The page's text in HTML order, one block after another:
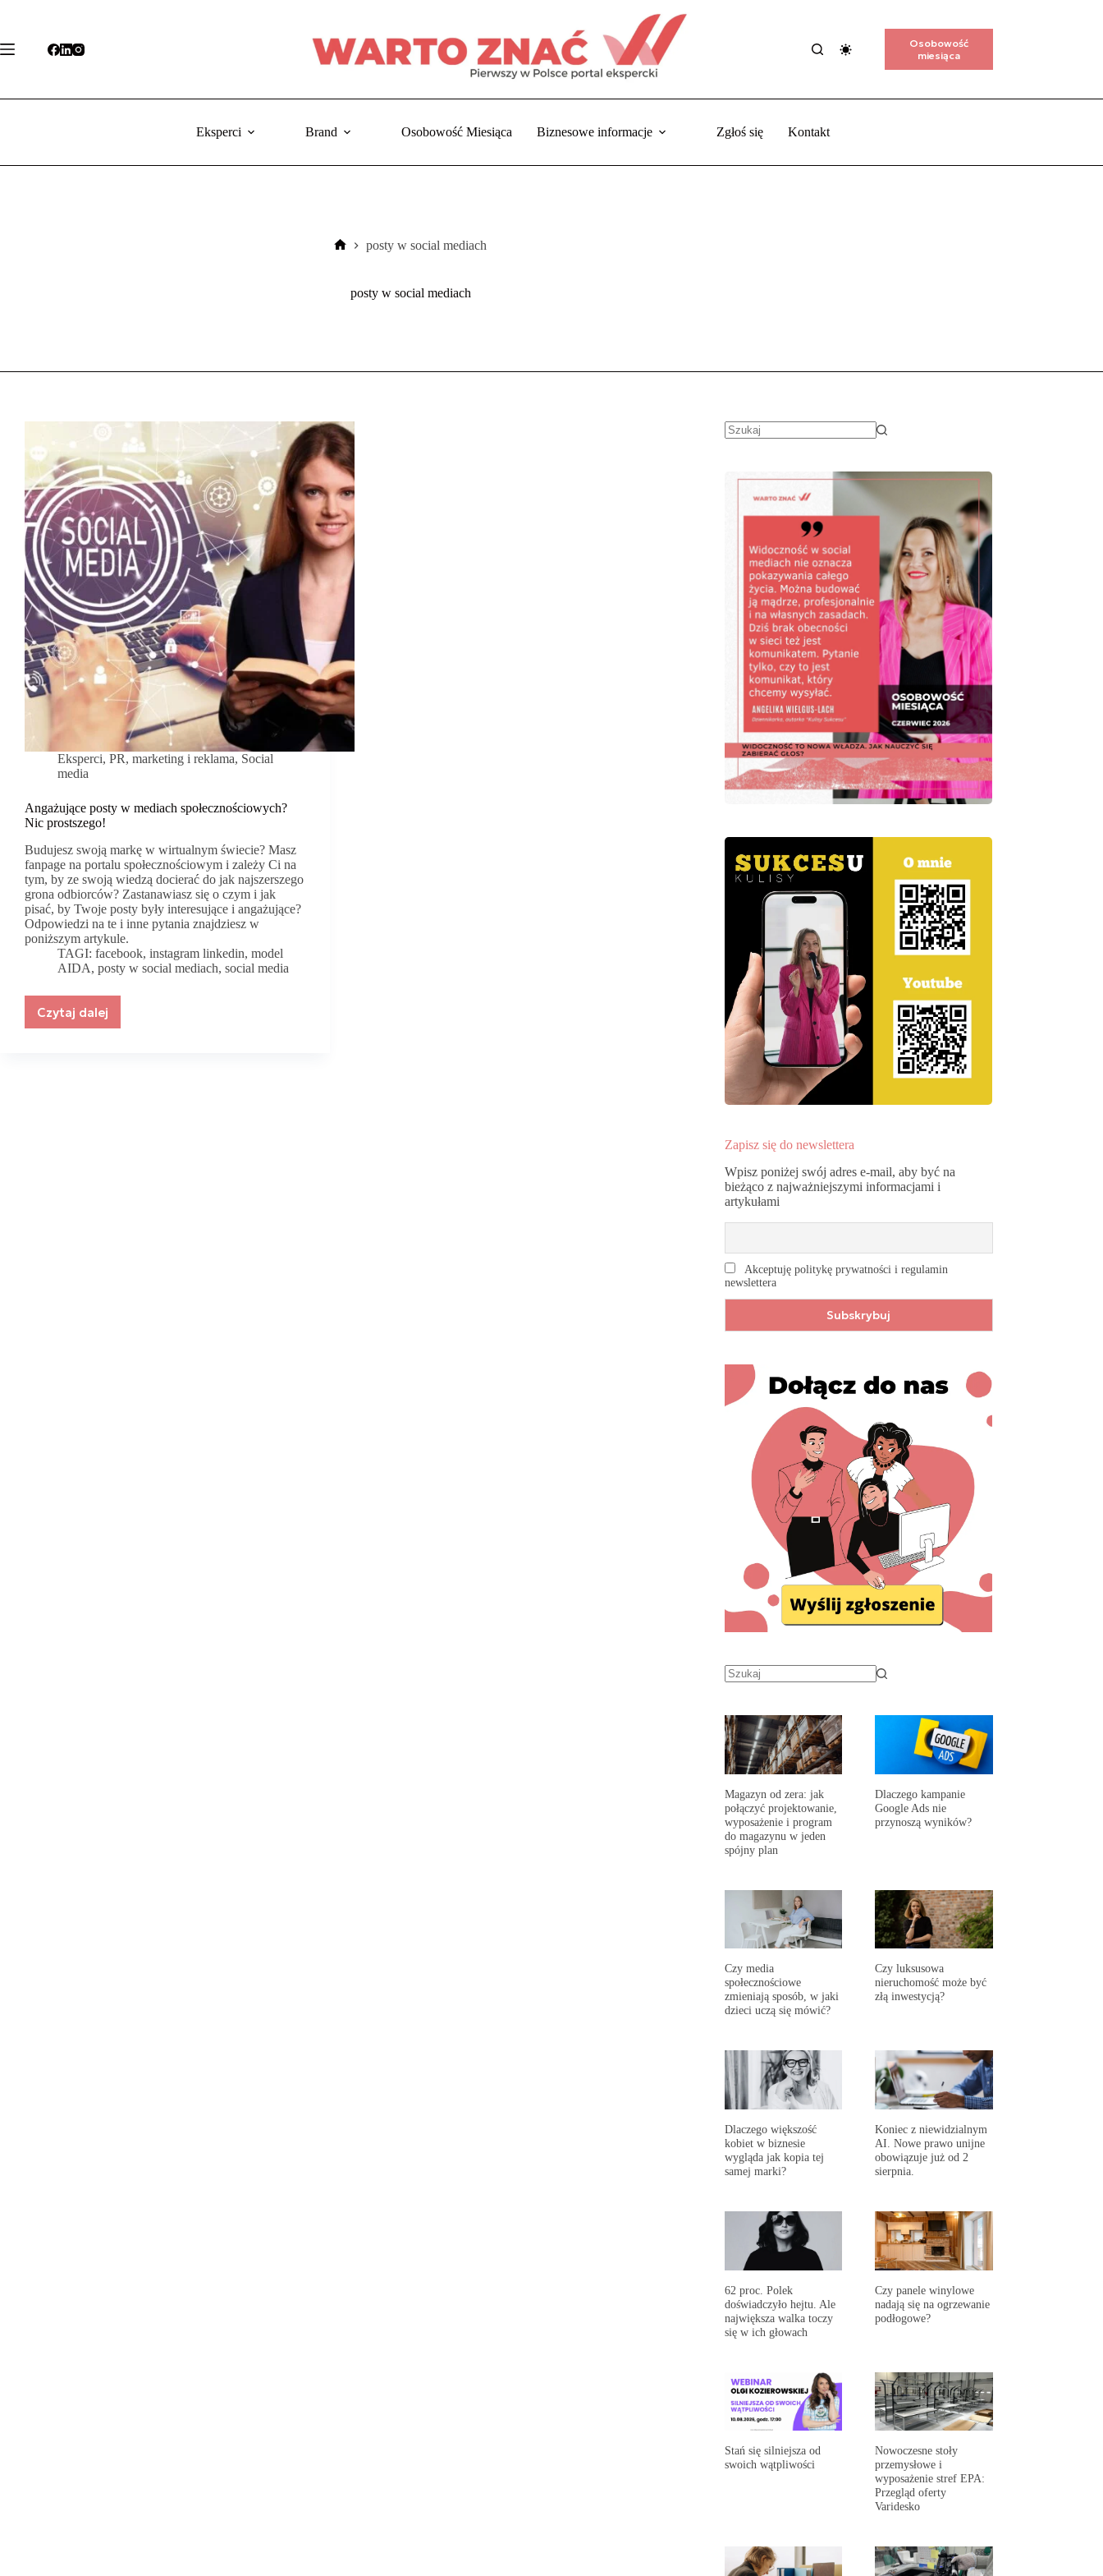
Osobowość
miesiąca
Eksperci Brand Osobowość Miesiąca Biznesowe informacje Zgłoś się Kontakt
posty w social mediach
posty w social mediach
Eksperci, PR, marketing i reklama, Social
media
Angażujące posty w mediach społecznościowych?
Nic prostszego!
Budujesz swoją markę w wirtualnym świecie? Masz
fanpage na portalu społecznościowym i zależy Ci na
tym, by ze swoją wiedzą docierać do jak najszerszego
grona odbiorców? Zastanawiasz się o czym i jak
pisać, by Twoje posty były interesujące i angażujące?
Odpowiedzi na te i inne pytania znajdziesz w
poniższym artykule.
TAGI: facebook,instagram linkedin,model
AIDA, posty w social mediach, social media
Czytaj dalej
Angażujące
Zapisz się do newslettera
Wpisz poniżej swój adres e-mail, aby być na
bieżąco z najważniejszymi informacjami i
artykułami
Akceptuję politykę prywatności i regulamin
newslettera
Magazyn od zera: jak
połączyć projektowanie,
wyposażenie i program
do magazynu w jeden
spójny plan
Dlaczego kampanie
Google Ads nie
przynoszą wyników?
Czy media
społecznościowe
zmieniają sposób, w jaki
dzieci uczą się mówić?
Czy luksusowa
nieruchomość może być
złą inwestycją?
Dlaczego większość
kobiet w biznesie
wygląda jak kopia tej
samej marki?
Koniec z niewidzialnym
AI. Nowe prawo unijne
obowiązuje już od 2
sierpnia.
62 proc. Polek
doświadczyło hejtu. Ale
największa walka toczy
się w ich głowach
Czy panele winylowe
nadają się na ogrzewanie
podłogowe?
Stań się silniejsza od
swoich wątpliwości
Nowoczesne stoły
przemysłowe i
wyposażenie stref EPA:
Przegląd oferty
Varidesko